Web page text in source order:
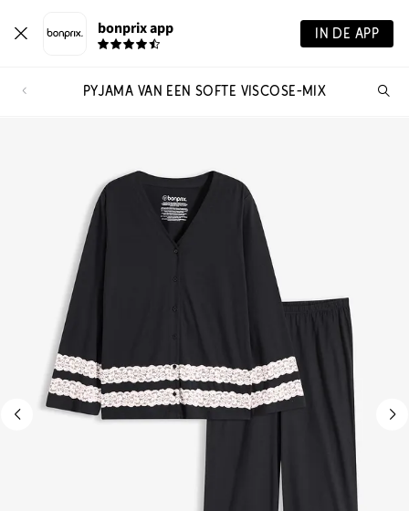
bonprix app IN DE APP
PYJAMA VAN EEN SOFTE VISCOSE-MIX